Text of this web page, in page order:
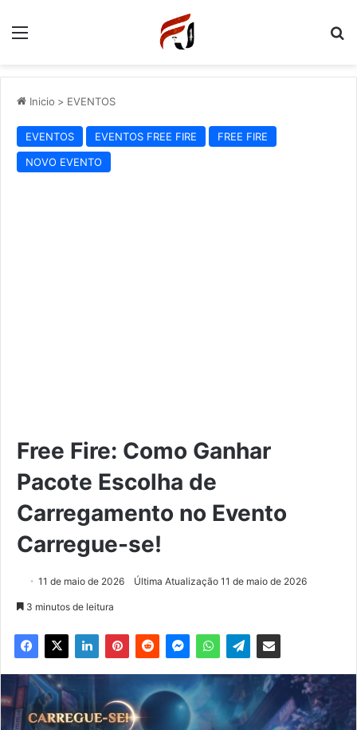
Menu
Inicio > EVENTOS
EVENTOS EVENTOS FREE FIRE
FREE FIRE
NOVO EVENTO
Free Fire: Como Ganhar
Pacote Escolha de
Carregamento no Evento
Carregue-se!
11 de maio de 2026 Última Atualização 11 de maio de 2026
3 minutos de leitura